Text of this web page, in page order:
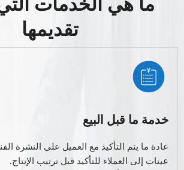
تقديمها
خدمة ما قبل البيع
عادة ما يتم التأكيد مع العميل على النشرة
عينات إلى العملاء للتأكيد قبل ترتيب الإنتاج.